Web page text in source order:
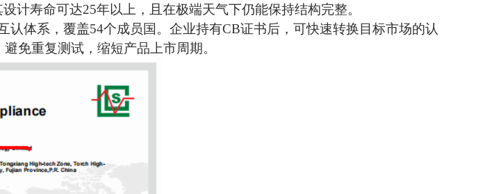
计寿命可达25年以上，且在极端天气下仍能保持结构完整。
认体系，覆盖54个成员国。企业持有CB证书后，可快速转换目标市场的认
免重复测试，缩短产品上市周期。